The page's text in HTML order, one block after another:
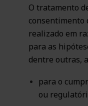
O tratamento
consentimento
realizado em
para as
dentre outras,
para o
ou